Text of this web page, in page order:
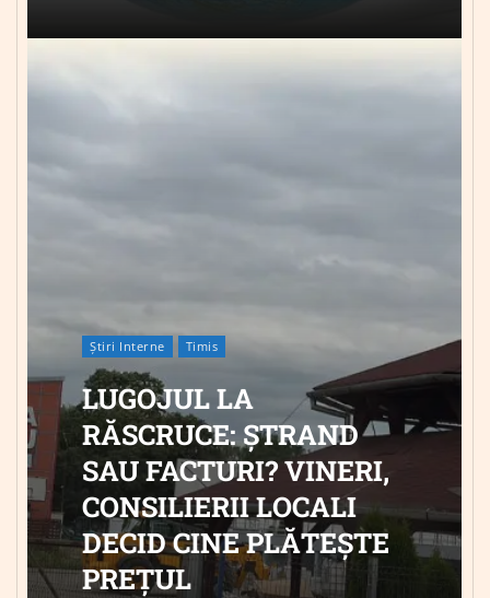
Știri Interne Timis
LUGOJUL LA
RĂSCRUCE: ȘTRAND
SAU FACTURI? VINERI,
CONSILIERII LOCALI
DECID CINE PLĂTEȘTE
PREȚUL